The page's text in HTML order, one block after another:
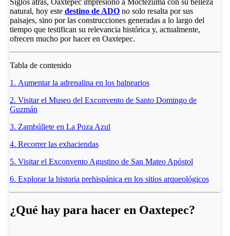
Siglos atrás, Oaxtepec impresionó a Moctezuma con su belleza
natural, hoy este destino de ADOno solo resalta por sus
paisajes, sino por las construcciones generadas a lo largo del
tiempo que testifican su relevancia histórica y, actualmente,
ofrecen mucho por hacer en Oaxtepec.
Tabla de contenido
1. Aumentar la adrenalina en los balnearios
2. Visitar el Museo del Exconvento de Santo Domingo de
Guzmán
3. Zambúllete en La Poza Azul
4. Recorrer las exhaciendas
5. Visitar el Exconvento Agustino de San Mateo Apóstol
6. Explorar la historia prehispánica en los sitios arqueológicos
¿Qué hay para hacer en Oaxtepec?